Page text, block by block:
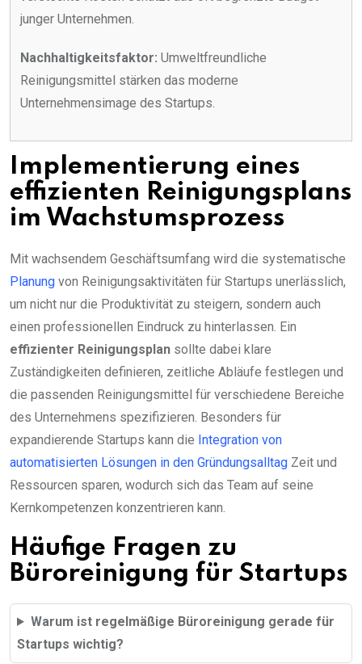
junger Unternehmen.
Nachhaltigkeitsfaktor: Umweltfreundliche
Reinigungsmittel stärken das moderne
Unternehmensimage des Startups.
Implementierung eines
effizienten Reinigungsplans
im Wachstumsprozess
Mit wachsendem Geschäftsumfang wird die systematische
Planung von Reinigungsaktivitäten für Startups unerlässlich,
um nicht nur die Produktivität zu steigern, sondern auch
einen professionellen Eindruck zu hinterlassen. Ein
effizienter Reinigungsplan sollte dabei klare
Zuständigkeiten definieren, zeitliche Abläufe festlegen und
die passenden Reinigungsmittel für verschiedene Bereiche
des Unternehmens spezifizieren. Besonders für
expandierende Startups kann die Integration von
automatisierten Lösungen in den Gründungsalltag Zeit und
Ressourcen sparen, wodurch sich das Team auf seine
Kernkompetenzen konzentrieren kann.
Häufige Fragen zu
Büroreinigung für Startups
Warum ist regelmäßige Büroreinigung gerade für
Startups wichtig?